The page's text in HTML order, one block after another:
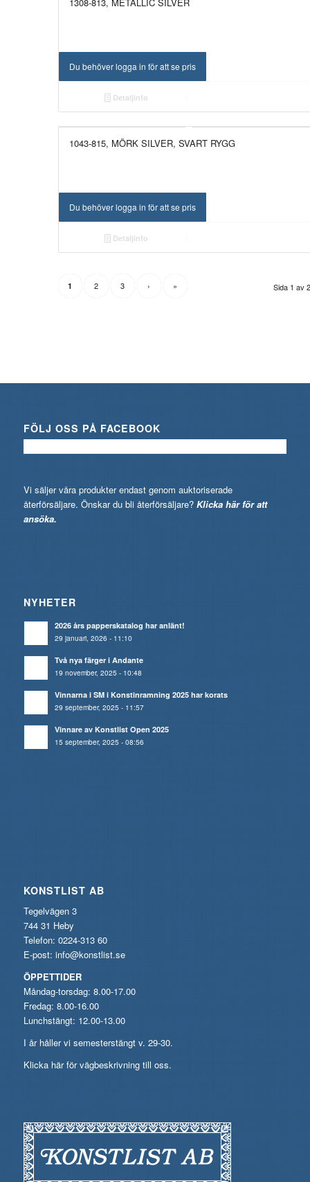
Du behöver logga in för att se pris
Detaljinfo
1043-815, MÖRK SILVER, SVART RYGG
Du behöver logga in för att se pris
Detaljinfo
Sida 1 av
1 2 3 › »
FÖLJ OSS PÅ FACEBOOK
Vi säljer våra produkter endast genom auktoriserade
återförsäljare. Önskar du bli återförsäljare? Klicka här för att
ansöka.
NYHETER
2026 års papperskatalog har anlänt!
29 januari, 2026 - 11:10
Två nya färger i Andante
19 november, 2025 - 10:48
Vinnarna i SM i Konstinramning 2025 har korats
29 september, 2025 - 11:57
Vinnare av Konstlist Open 2025
15 september, 2025 - 08:56
KONSTLIST AB
Tegelvägen 3
744 31 Heby
Telefon: 0224-313 60
E-post: info@konstlist.se
ÖPPETTIDER
Måndag-torsdag: 8.00-17.00
Fredag: 8.00-16.00
Lunchstängt: 12.00-13.00
I år håller vi semesterstängt v. 29-30.
Klicka här för vägbeskrivning till oss.